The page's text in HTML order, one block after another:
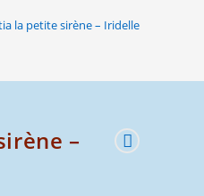
la petite sirène – Iridelle
–